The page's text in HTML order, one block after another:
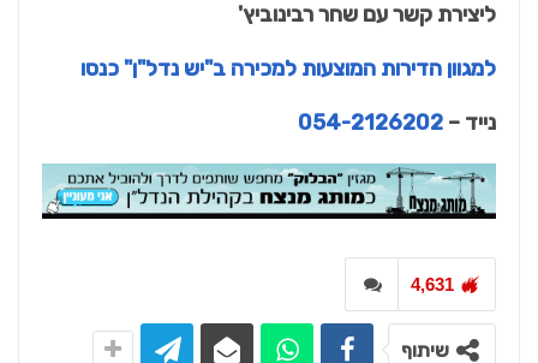
ליצירת קשר עם שחר רבינוביץ'
למגוון הדירות המוצעות למכירה ב"יש נדל"ן" כנסו
נייד – 054-2126202
4,631
שיתוף